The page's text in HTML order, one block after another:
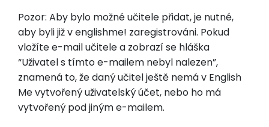
Pozor: Aby bylo možné učitele přidat, je nutné,
aby byli již v englishme! zaregistrováni. Pokud
vložíte e-mail učitele a zobrazí se hláška
“Uživatel s tímto e-mailem nebyl nalezen”,
znamená to, že daný učitel ještě nemá v English
Me vytvořený uživatelský účet, nebo ho má
vytvořený pod jiným e-mailem.